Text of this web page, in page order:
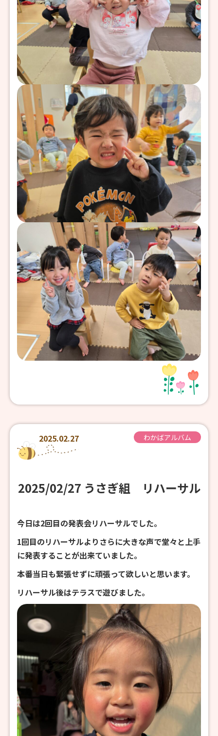
2025.02.27 わかばアルバム
2025/02/27 うさぎ組 リハーサル
今日は2回目の発表会リハーサルでした。
1回目のリハーサルよりさらに大きな声で堂々と上手
に発表することが出来ていました。
本番当日も緊張せずに頑張って欲しいと思います。
リハーサル後はテラスで遊びました。